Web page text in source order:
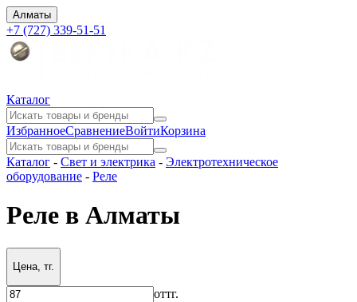
Алматы
+7 (727) 339-51-51
Каталог
ИзбранноеСравнениеВойтиКорзина
Каталог - Свет и электрика - Электротехническое
оборудование - Реле
Реле в Алматы
Цена, тг.
оттг.